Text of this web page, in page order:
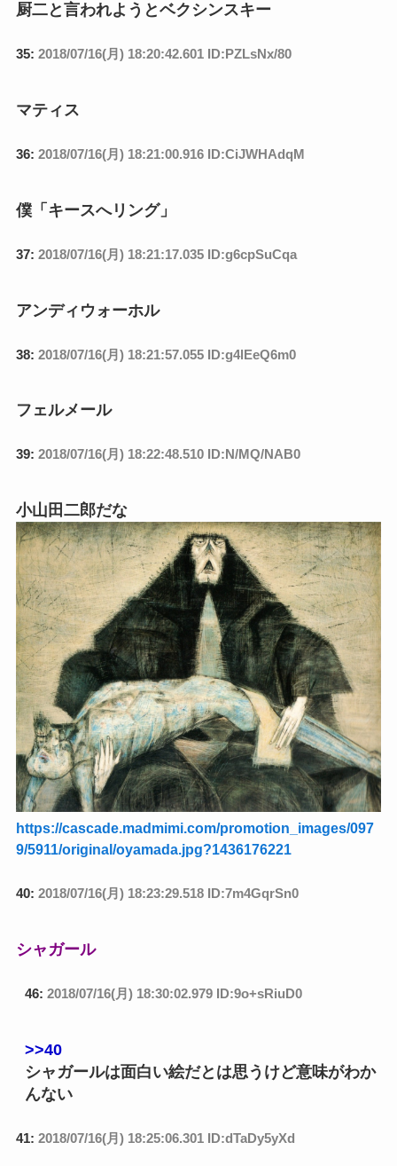
厨二と言われようとベクシンスキー
35: 2018/07/16(月) 18:20:42.601 ID:PZLsNx/80
マティス
36: 2018/07/16(月) 18:21:00.916 ID:CiJWHAdqM
僕「キースへリング」
37: 2018/07/16(月) 18:21:17.035 ID:g6cpSuCqa
アンディウォーホル
38: 2018/07/16(月) 18:21:57.055 ID:g4lEeQ6m0
フェルメール
39: 2018/07/16(月) 18:22:48.510 ID:N/MQ/NAB0
小山田二郎だな
https://cascade.madmimi.com/promotion_images/097
9/5911/original/oyamada.jpg?1436176221
40: 2018/07/16(月) 18:23:29.518 ID:7m4GqrSn0
シャガール
46: 2018/07/16(月) 18:30:02.979 ID:9o+sRiuD0
>>40
シャガールは面白い絵だとは思うけど意味がわか
んない
41: 2018/07/16(月) 18:25:06.301 ID:dTaDy5yXd